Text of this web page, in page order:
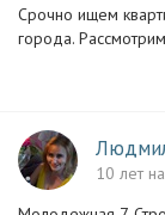
Срочно ищем
города.
10 лет